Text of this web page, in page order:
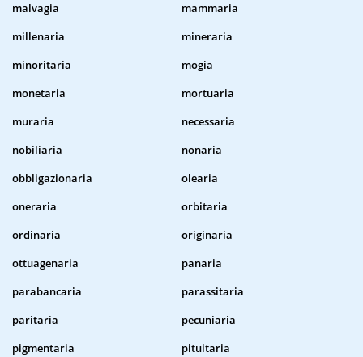
malvagia
mammaria
millenaria
mineraria
minoritaria
mogia
monetaria
mortuaria
muraria
necessaria
nobiliaria
nonaria
obbligazionaria
olearia
oneraria
orbitaria
ordinaria
originaria
ottuagenaria
panaria
parabancaria
parassitaria
paritaria
pecuniaria
pigmentaria
pituitaria